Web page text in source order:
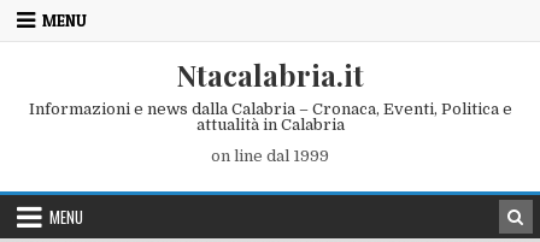
Skip to content
MENU
Ntacalabria.it
Informazioni e news dalla Calabria – Cronaca, Eventi, Politica e
attualità in Calabria
on line dal 1999
MENU